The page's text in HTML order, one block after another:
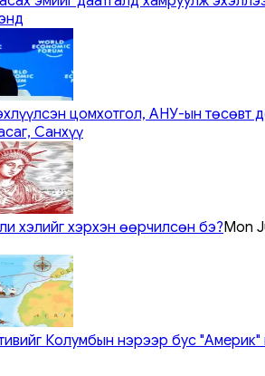
цомхотгол, АНУ-ын төсөвт
Санхүү
хэлийг хэрхэн өөрчилсөн бэ?Mon
Колумбын нэрээр бус "Америк"